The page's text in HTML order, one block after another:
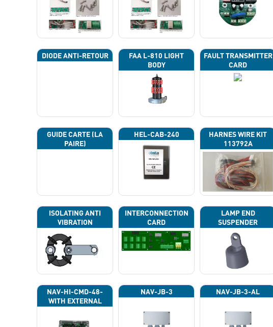
DIODE ANTI-RETOUR
FAA L-810 LIGHT
BODY
FAULT TRANSMITTER
CARD
GUIDE CARTE (LA
PAIRE)
HEL-CAB-240
HARNES WIRE KIT
113792A
ISOLATING ANTI
VIBRATION
INTERCONNECTION
CARD
LAMP END
SUSPENDER
NAV-HI-CMD-48-
WITH EXTERNAL
PHOTOCELL 13133
NAV-JB-3 NAV-JB-3-AL